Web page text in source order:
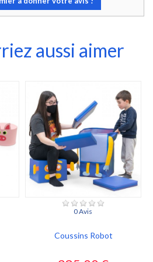
aussi aimer
0 Avis
Coussins Robot